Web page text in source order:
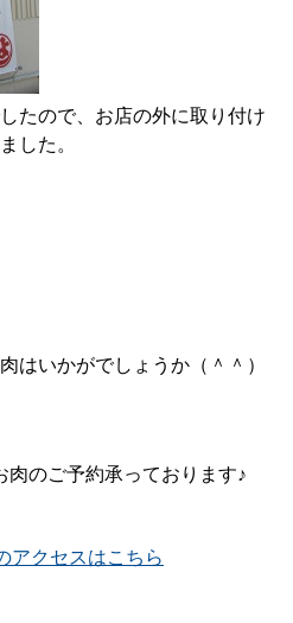
たので、お店の外に取り付け
した。
はいかがでしょうか（＾＾）
肉のご予約承っております♪
アクセスはこちら